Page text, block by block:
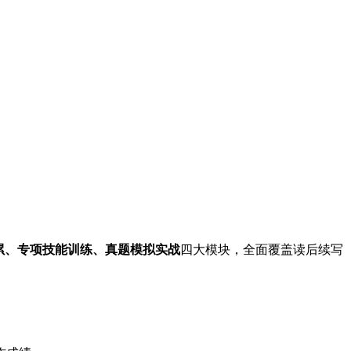
专项技能训练、真题模拟实战四大模块，全面覆盖读后续写